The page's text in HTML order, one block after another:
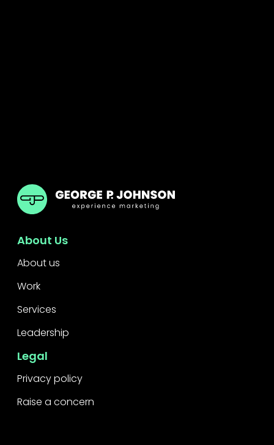
GPJ Greater China
About Us
About us
Work
Services
Leadership
Legal
Privacy policy
Raise a concern